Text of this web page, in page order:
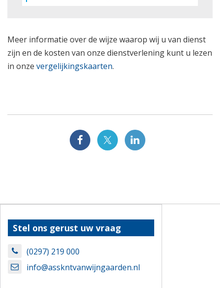
Meer informatie over de wijze waarop wij u van dienst
zijn en de kosten van onze dienstverlening kunt u lezen
in onze vergelijkingskaarten.
Stel ons gerust uw vraag
(0297) 219 000
info@asskntvanwijngaarden.nl